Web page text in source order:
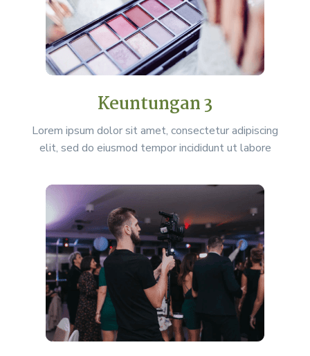
Keuntungan 3
Lorem ipsum dolor sit amet, consectetur adipiscing
elit, sed do eiusmod tempor incididunt ut labore